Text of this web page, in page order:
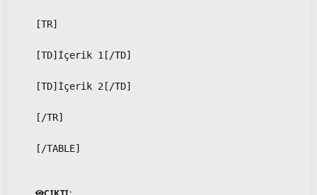
[TR]
[TD]İçerik 1[/TD]
[TD]İçerik 2[/TD]
[/TR]
[/TABLE]